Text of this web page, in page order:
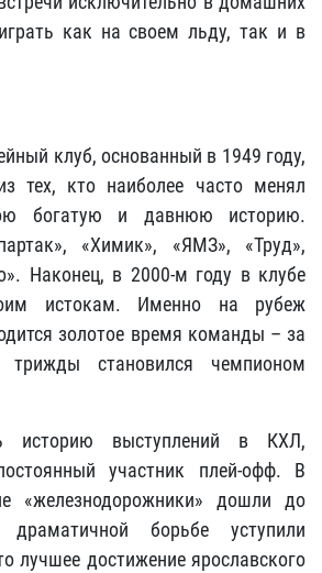
как на своем льду, так и в
клуб, основанный в 1949 году,
тех, кто наиболее часто менял
богатую и давнюю историю.
«Химик», «ЯМЗ», «Труд»,
Наконец, в 2000-м году в клубе
истокам. Именно на рубеж
золотое время команды – за
становился чемпионом
историю выступлений в КХЛ,
участник плей-офф. В
«железнодорожники» дошли до
борьбе уступили
лучшее достижение ярославского